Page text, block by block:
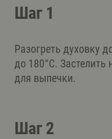
Шаг 1
Разогреть духовку
до 180°C. Застелить
для выпечки.
Шаг 2